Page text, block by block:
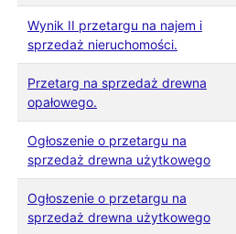
Wynik II przetargu na najem i
sprzedaż nieruchomości.
Przetarg na sprzedaż drewna
opałowego.
Ogłoszenie o przetargu na
sprzedaż drewna użytkowego
Ogłoszenie o przetargu na
sprzedaż drewna użytkowego